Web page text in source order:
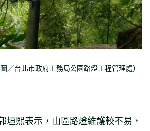
／台北市政府工務局公園路燈工程管理處）
垣熙表示，山區路燈維護較不易，